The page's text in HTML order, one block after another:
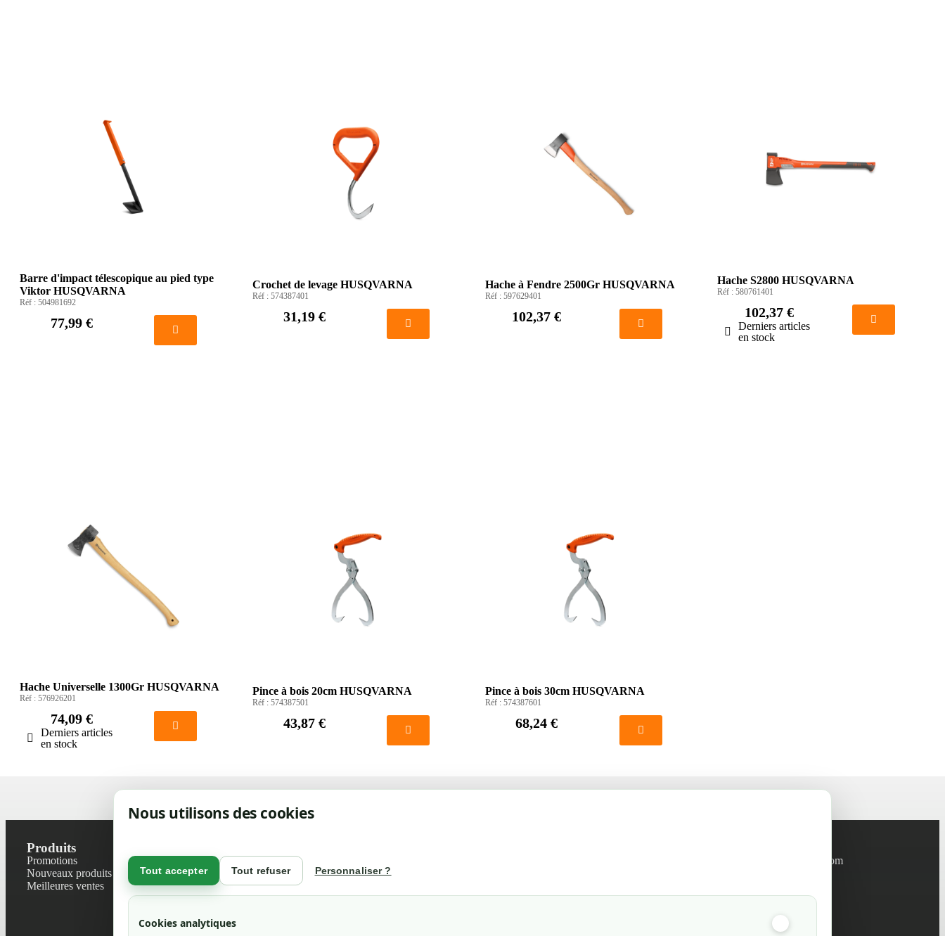
Nous utilisons des cookies
Tout accepter Tout refuser Personnaliser ?
Cookies analytiques
Barre d'impact télescopique au pied type
Viktor HUSQVARNA
Réf : 504981692
77,99 €
Crochet de levage HUSQVARNA
Réf : 574387401
31,19 €
Hache à Fendre 2500Gr HUSQVARNA
Réf : 597629401
102,37 €
Hache S2800 HUSQVARNA
Réf :580761401
102,37 €
Derniers articles
en stock
Hache Universelle 1300Gr HUSQVARNA
Réf : 576926201
74,09 €
Derniers articles
en stock
Pince à bois 20cm HUSQVARNA
Réf : 574387501
43,87 €
Pince à bois 30cm HUSQVARNA
Réf : 574387601
68,24 €
Produits
Promotions
Nouveaux produits
Meilleures ventes
Contactez-nous
Plan du site
Magasin
Mentions légales
info@green-tech-shop.com